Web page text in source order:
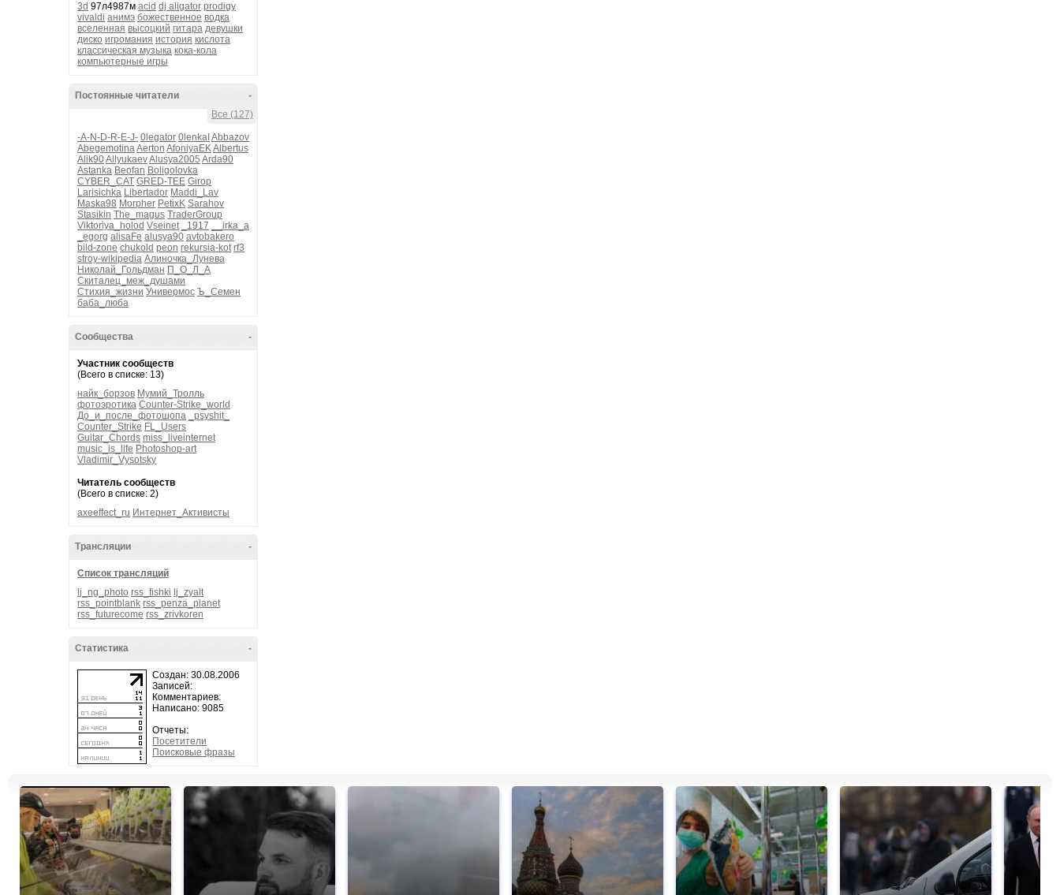
3d 97л4987м acid dj aligator prodigy
vivaldi анимэ божественное водка
вселенная высоцкий гитара девушки
диско игромания история кислота
классическая музыка кока-кола
компьютерные игры
-
Постоянные читатели
Все (127)
-A-N-D-R-E-J- 0legator 0lenkaI Abbazov
AbegemotinaAerton AfoniyaEKAlbertus
Alik90AllyukaevAlusya2005 Arda90
Astanka Beofan Boligolovka
CYBER_CAT GRED-TEE Girop
Larisichka Libertador Maddi_Lav
Maska98 Morpher PetixK Sarahov
Stasikin The_magus TraderGroup
Viktoriya_holod Vseinet _1917
__irka_a
_egorg alisaFe alusya90 avtobakero
bild-zone chukold peon rekursia-kot rf3
stroy-wikipedia Алиночка_Лунева
Николай_Гольдман П_О_Л_А
Скиталец_меж_душами
Стихия_жизни Универмос Ъ_Семен
баба_люба
-
Сообщества
Участник сообществ
(Всего в списке: 13)
найк_борзов Мумий_Тролль
фотоэротика Counter-Strike_world
До_и_после_фотошопа
_psyshit_
Counter_Strike FL_Users
Guitar_Chords miss_liveinternet
music_is_life Photoshop-art
Vladimir_Vysotsky
Читатель сообществ
(Всего в списке: 2)
axeeffect_ru Интернет_Активисты
-
Трансляции
Список трансляций
lj_ng_photo rss_fishki lj_zyalt
rss_pointblank rss_penza_planet
rss_futurecome rss_zrivkoren
-
Статистика
Создан: 30.08.2006
Записей:
Комментариев:
Написано: 9085
Отчеты:
Посетители
Поисковые фразы